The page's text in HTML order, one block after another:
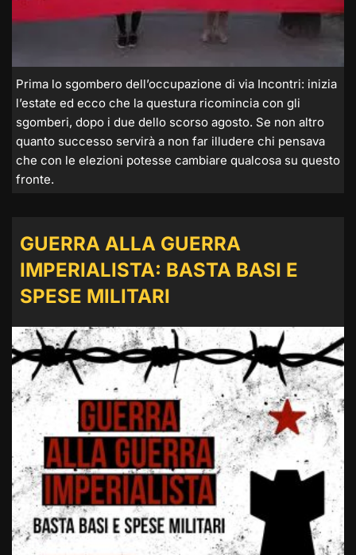
Prima lo sgombero dell’occupazione di via Incontri: inizia
l’estate ed ecco che la questura ricomincia con gli
sgomberi, dopo i due dello scorso agosto. Se non altro
quanto successo servirà a non far illudere chi pensava
che con le elezioni potesse cambiare qualcosa su questo
fronte.
GUERRA ALLA GUERRA
IMPERIALISTA: BASTA BASI E
SPESE MILITARI